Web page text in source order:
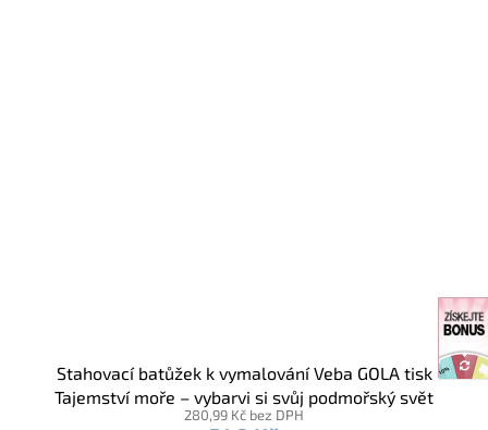
Stahovací batůžek k vymalování Veba GOLA tisk
Tajemství moře – vybarvi si svůj podmořský svět
280,99 Kč bez DPH